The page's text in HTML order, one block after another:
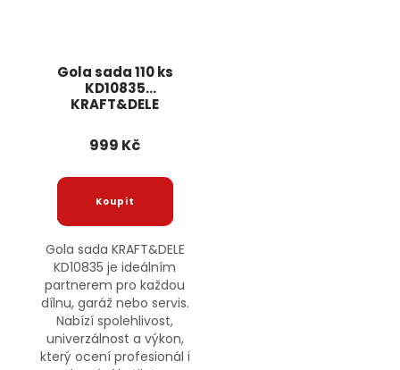
Gola sada 110 ks
KD10835
KRAFT&DELE
999 Kč
Gola sada KRAFT&DELE
KD10835 je ideálním
partnerem pro každou
dílnu, garáž nebo servis.
Nabízí spolehlivost,
univerzálnost a výkon,
který ocení profesionál i